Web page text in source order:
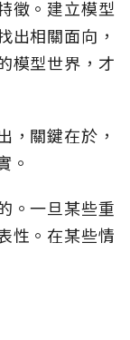
徵。建立模型
出相關面向，
模型世界，才
，關鍵在於，
。
。一旦某些重
性。在某些情